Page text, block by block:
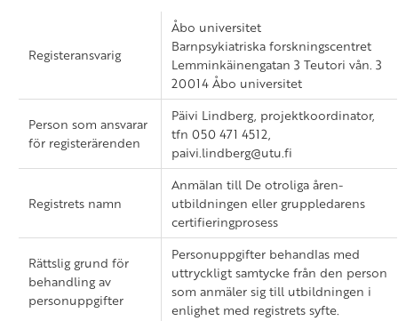
Registeransvarig
Åbo universitet
Barnpsykiatriska forskningscentret
Lemminkäinengatan 3 Teutori vån. 3
20014 Åbo universitet
Person som ansvarar
för registerärenden
Päivi Lindberg, projektkoordinator,
tfn 050 471 4512,
paivi.lindberg@utu.fi
Registrets namn
Anmälan till De otroliga åren-
utbildningen eller gruppledarens
certifieringprosess
Rättslig grund för
behandling av
personuppgifter
Personuppgifter behandlas med
uttryckligt samtycke från den person
som anmäler sig till utbildningen i
enlighet med registrets syfte.